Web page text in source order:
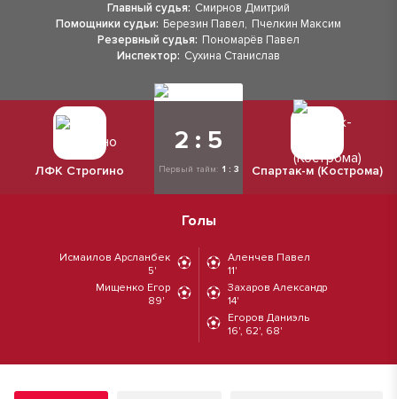
Главный судья: Смирнов Дмитрий
Помощники судьи: Березин Павел, Пчелкин Максим
Резервный судья: Пономарёв Павел
Инспектор: Сухина Станислав
ЛФК Строгино
2 : 5
Первый тайм: 1 : 3 Спартак-м (Кострома)
Голы
Исмаилов Арсланбек
5'
Мищенко Егор
89'
Аленчев Павел
11'
Захаров Александр
14'
Егоров Даниэль
16', 62', 68'